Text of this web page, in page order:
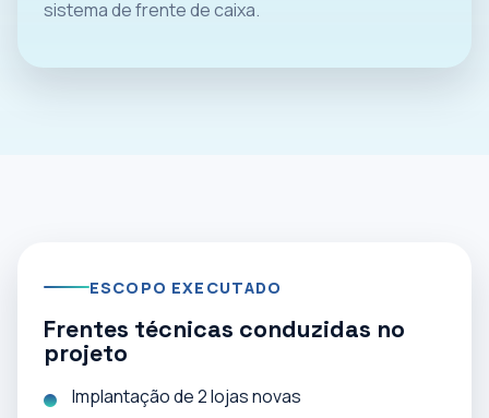
sistema de frente de caixa.
ESCOPO EXECUTADO
Frentes técnicas conduzidas no
projeto
Implantação de 2 lojas novas